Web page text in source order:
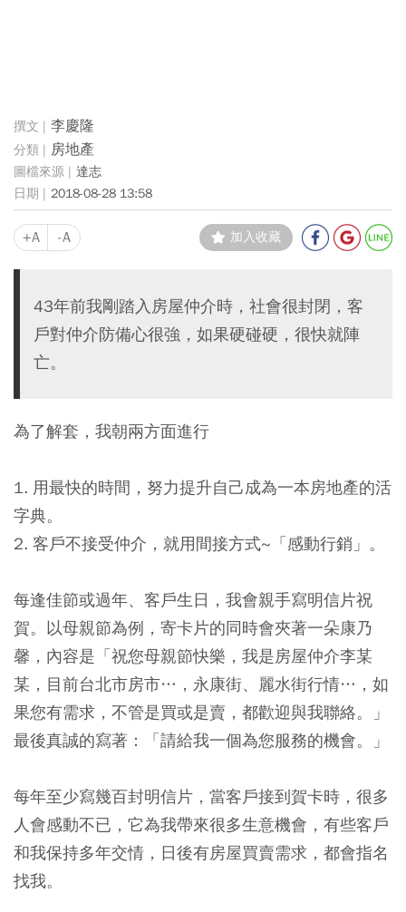
李慶隆
房地產
達志
2018-08-28 13:58
+A -A 加入收藏
43年前我剛踏入房屋仲介時，社會很封閉，客
戶對仲介防備心很強，如果硬碰硬，很快就陣
亡。
為了解套，我朝兩方面進行
1. 用最快的時間，努力提升自己成為一本房地產的活
字典。
2. 客戶不接受仲介，就用間接方式~「感動行銷」。
每逢佳節或過年、客戶生日，我會親手寫明信片祝
賀。以母親節為例，寄卡片的同時會夾著一朵康乃
馨，內容是「祝您母親節快樂，我是房屋仲介李某
某，目前台北市房市…，永康街、麗水街行情…，如
果您有需求，不管是買或是賣，都歡迎與我聯絡。」
最後真誠的寫著：「請給我一個為您服務的機會。」
每年至少寫幾百封明信片，當客戶接到賀卡時，很多
人會感動不已，它為我帶來很多生意機會，有些客戶
和我保持多年交情，日後有房屋買賣需求，都會指名
找我。